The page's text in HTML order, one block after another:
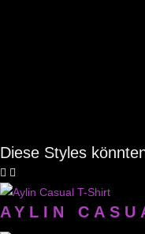
Diese Styles
AYLIN